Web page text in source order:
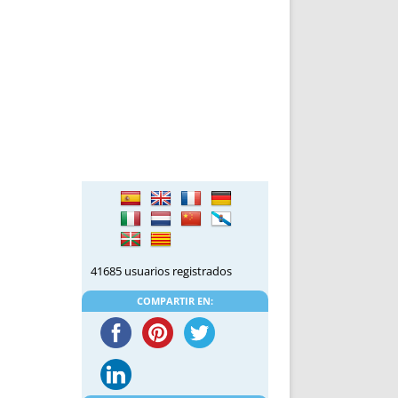
41685 usuarios registrados
COMPARTIR EN: